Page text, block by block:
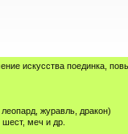
искусства поединка,
журавль, дракон)
меч и др.